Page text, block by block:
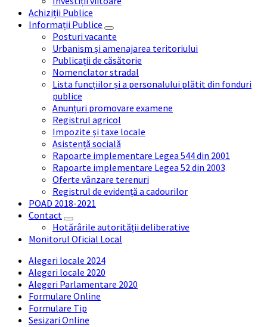
Achiziții Publice
Informații Publice
Posturi vacante
Urbanism și amenajarea teritoriului
Publicații de căsătorie
Nomenclator stradal
Lista funcțiilor și a personalului plătit din fonduri
publice
Anunțuri promovare examene
Registrul agricol
Impozite și taxe locale
Asistență socială
Rapoarte implementare Legea 544 din 2001
Rapoarte implementare Legea 52 din 2003
Oferte vânzare terenuri
Registrul de evidență a cadourilor
POAD 2018-2021
Contact
Hotărârile autorității deliberative
Monitorul Oficial Local
Alegeri locale 2024
Alegeri locale 2020
Alegeri Parlamentare 2020
Formulare Online
Formulare Tip
Sesizari Online